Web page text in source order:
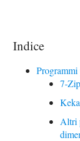
Indice
7-
Altri